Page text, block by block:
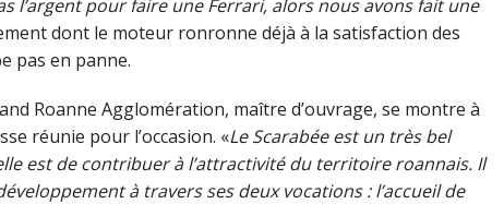
l’argent pour faire une Ferrari, alors nous avons fait une
dont le moteur ronronne déjà à la satisfaction des
pas en panne.
Roanne Agglomération, maître d’ouvrage, se montre à
réunie pour l’occasion. «Le Scarabée est un très bel
est de contribuer à l’attractivité du territoire roannais. Il
à travers ses deux vocations : l’accueil de